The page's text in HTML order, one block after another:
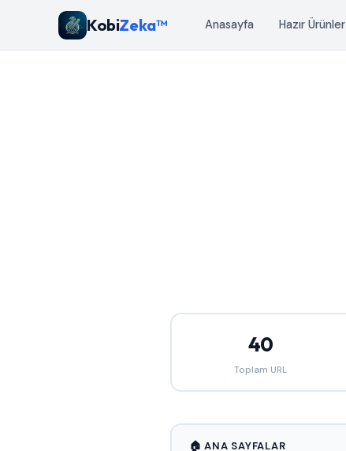
KobiZeka™ Anasayfa Hazır Ürünler
40
Toplam URL
🏠 ANA SAYFALAR